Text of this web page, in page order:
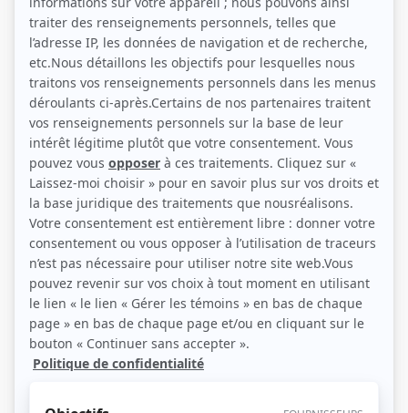
Fiche détaillée Liste des épisodes
Arielle Mailloux, Cindy Charles, Kipola Wakilongo (Source: Radio-Canada)
Description sommaire de l'histoire
Les amitiés féminines, les conflits identitaires, les désirs parfois
contradictoires et le besoin viscéral d'exister sans compromis sont au cœur
québécoise, en pleine crise identitaire. Esther est une actrice ambitieuse,